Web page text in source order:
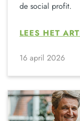
de social profit.
LEES HET
16 april 2026